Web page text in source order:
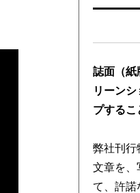
誌面（紙
リーン
プするこ
弊社刊行
文章を、
て、許諾